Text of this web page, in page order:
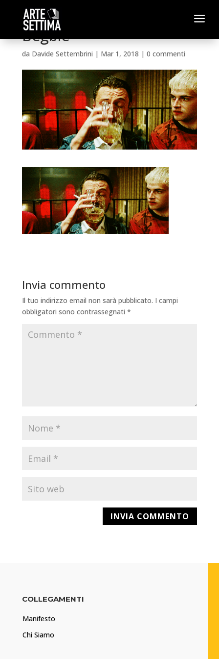
a
Begbie
da Davide Settembrini | Mar 1, 2018 | 0 commenti
Invia commento
Il tuo indirizzo email non sarà pubblicato. I campi
obbligatori sono contrassegnati *
COLLEGAMENTI
Manifesto
Chi Siamo